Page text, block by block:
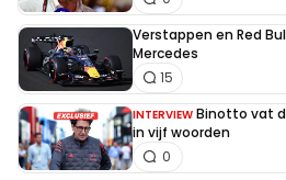
Verstappen en Red
Mercedes
15
INTERVIEW Binotto vat
in vijf woorden
0